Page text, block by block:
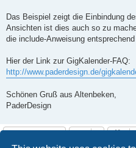
Das Beispiel zeigt die Einbindung
Ansichten ist dies auch so zu
die include-Anweisung entsprechend
Hier der Link zur GigKalender-FAQ:
http://www.paderdesign.de/
Schönen Gruß aus Altenbeken,
PaderDesign
Post Reply